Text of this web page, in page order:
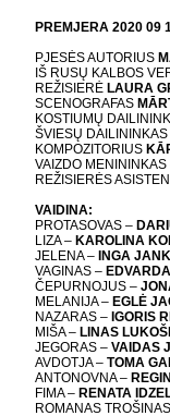
PREMJERA 2020 09
PJESĖS AUTORIUS
IŠ RUSŲ KALBOS
REŽISIERĖ LAURA
SCENOGRAFAS
KOSTIUMŲ
ŠVIESŲ DAILININKAS
KOMPOZITORIUS
VAIZDO MENININKAS
REŽISIERĖS
VAIDINA:
PROTASOVAS –
LIZA – KAROLINA
JELENA – INGA
VAGINAS –
ČEPURNOJUS –
MELANIJA – EGLĖ
NAZARAS – IGORIS
MIŠA – LINAS
JEGORAS – VAIDAS
AVDOTJA – TOMA
ANTONOVNA –
FIMA – RENATA
ROMANAS